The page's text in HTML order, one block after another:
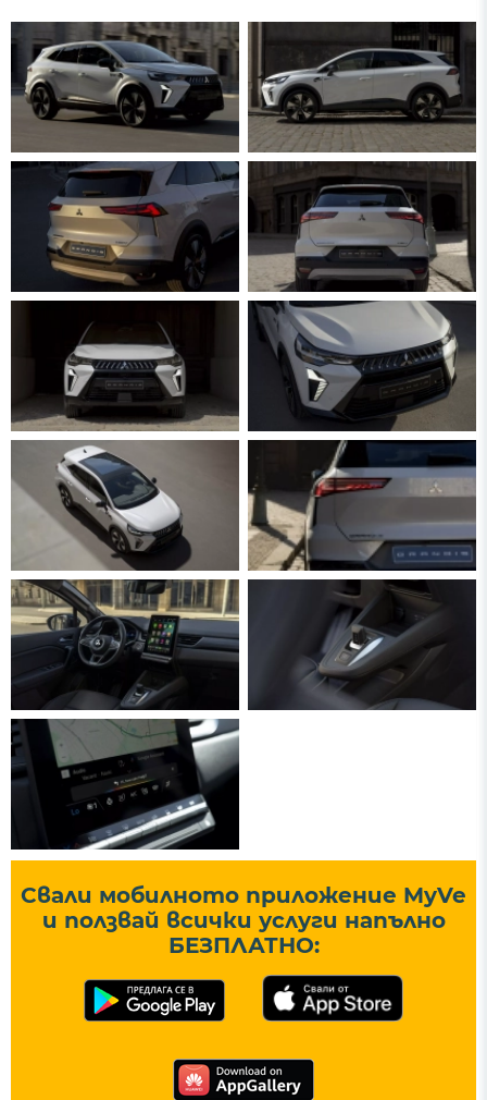
Свали мобилното приложение MyVe
и ползвай всички услуги напълно
БЕЗПЛАТНО: